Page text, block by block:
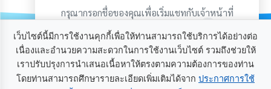
เสริม
คุณธรรม
และ
ความ
โปร่งใส
เว็บไซต์นี้มีการใช้งานคุกกี้เพื่อให้ท่านสามารถใช้บริการได้อย่างต่อ
เนื่องและอำนวยความสะดวกในการใช้งานเว็บไซต์ รวมถึงช่วยให้
เราปรับปรุงการนำเสนอเนื้อหาให้ตรงตามความต้องการของท่าน
โดยท่านสามารถศึกษารายละเอียดเพิ่มเติมได้จาก ประกาศการใช้
กรุณากรอกชื่อของคุณเพื่อเริ่มแชทกับเจ้าหน้าที่
เกี่ยวกับเรา ติดต่อเรา